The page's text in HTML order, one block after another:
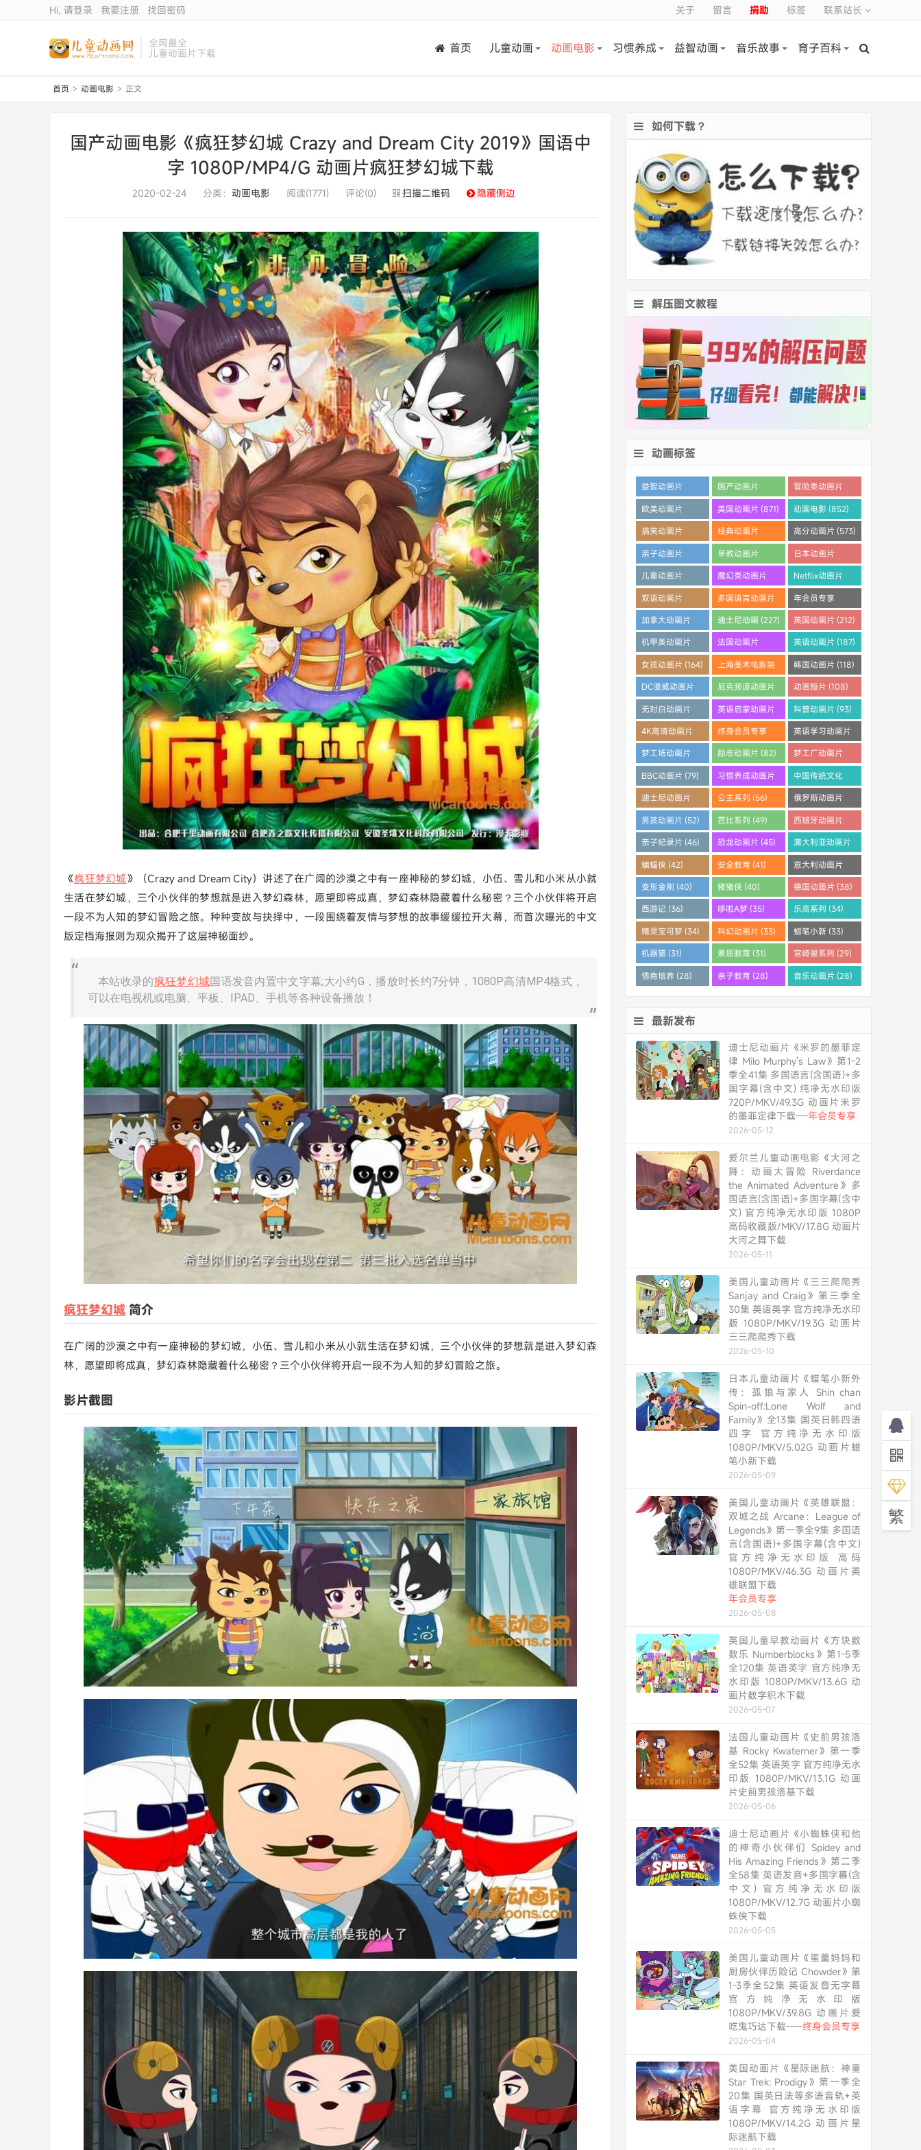
关于 留言 捐助 标签 联系站长
Hi, 请登录 我要注册 找回密码
全网最全
儿童动画片下载 首页 儿童动画 动画电影 习惯养成 益智动画 音乐故事 育子百科
首页 > 动画电影 > 正文
国产动画电影《疯狂梦幻城 Crazy and Dream City 2019》国语中
字 1080P/MP4/G 动画片疯狂梦幻城下载
2020-02-24 分类： 动画电影 阅读(1771) 评论(0) 扫描二维码 隐藏侧边
《疯狂梦幻城》（Crazy and Dream City）讲述了在广阔的沙漠之中有一座神秘的梦幻城，小伍、雪儿和小米从小就
生活在梦幻城，三个小伙伴的梦想就是进入梦幻森林，愿望即将成真，梦幻森林隐藏着什么秘密？三个小伙伴将开启
一段不为人知的梦幻冒险之旅。种种变故与抉择中，一段围绕着友情与梦想的故事缓缓拉开大幕，而首次曝光的中文
版定档海报则为观众揭开了这层神秘面纱。
本站收录的疯狂梦幻城国语发音内置中文字幕;大小约G，播放时长约7分钟，1080P高清MP4格式，
可以在电视机或电脑、平板、IPAD、手机等各种设备播放！
疯狂梦幻城 简介
在广阔的沙漠之中有一座神秘的梦幻城，小伍、雪儿和小米从小就生活在梦幻城，三个小伙伴的梦想就是进入梦幻森
林，愿望即将成真，梦幻森林隐藏着什么秘密？三个小伙伴将开启一段不为人知的梦幻冒险之旅。
影片截图
如何下载？
解压图文教程
动画标签
益智动画片
(1530)
国产动画片
(1359)
冒险类动画片
(1260)
欧美动画片
(1016)
美国动画片 (871) 动画电影 (852)
搞笑动画片
(825)
经典动画片
(694)
高分动画片 (573)
亲子动画片
(389)
早教动画片
(386)
日本动画片
(359)
儿童动画片
(350)
魔幻类动画片
(286)
Netflix动画片
(280)
双语动画片
(253)
多国语言动画片
(242)
年会员专享
(233)
加拿大动画片
(228)
迪士尼动画 (227) 英国动画片 (212)
机甲类动画片
(205)
法国动画片
(204)
英语动画片 (187)
女孩动画片 (164)
上海美术电影制
片厂 (121)
韩国动画片 (118)
DC漫威动画片
(112)
尼克频道动画片
(108)
动画短片 (108)
无对白动画片
(96)
英语启蒙动画片
(95)
科普动画片 (93)
4K高清动画片
(91)
终身会员专享
(88)
英语学习动画片
(83)
梦工场动画片
(83)
励志动画片 (82)
梦工厂动画片
(81)
BBC动画片 (79)
习惯养成动画片
(64)
中国传统文化
(61)
迪士尼动画片
(59)
公主系列 (56)
俄罗斯动画片
(55)
男孩动画片 (52) 芭比系列 (49)
西班牙动画片
(46)
亲子纪录片 (46) 恐龙动画片 (45)
澳大利亚动画片
(45)
蝙蝠侠 (42) 安全教育 (41)
意大利动画片
(41)
变形金刚 (40) 猪猪侠 (40) 德国动画片 (38)
西游记 (36) 哆啦A梦 (35) 乐高系列 (34)
精灵宝可梦 (34) 科幻动画片 (33) 蜡笔小新 (33)
机器猫 (31) 素质教育 (31) 宫崎骏系列 (29)
情商培养 (28) 亲子教育 (28) 音乐动画片 (28)
最新发布
迪士尼动画片《米罗的墨菲定
律 Milo Murphy's Law》第1-2
季全41集 多国语言(含国语)+多
国字幕(含中文) 纯净无水印版
720P/MKV/49.3G 动画片米罗
的墨菲定律下载---年会员专享
2026-05-12
爱尔兰儿童动画电影《大河之
舞：动画大冒险 Riverdance
the Animated Adventure》多
国语言(含国语)+多国字幕(含中
文) 官方纯净无水印版 1080P
高码收藏版/MKV/17.8G 动画片
大河之舞下载
2026-05-11
美国儿童动画片《三三爬爬秀
Sanjay and Craig》第三季全
30集 英语英字 官方纯净无水印
版 1080P/MKV/19.3G 动画片
三三爬爬秀下载
2026-05-10
日本儿童动画片《蜡笔小新外
传：孤狼与家人 Shin chan
Spin-off:Lone Wolf and
Family》全13集 国英日韩四语
四字 官方纯净无水印版
1080P/MKV/5.02G 动画片蜡
笔小新下载
2026-05-09
美国儿童动画片《英雄联盟：
双城之战 Arcane：League of
Legends》第一季全9集 多国语
言(含国语)+多国字幕(含中文)
官方纯净无水印版 高码
1080P/MKV/46.3G 动画片英
雄联盟下载
年会员专享
2026-05-08
英国儿童早教动画片《方块数
数乐 Numberblocks》第1-5季
全120集 英语英字 官方纯净无
水印版 1080P/MKV/13.6G 动
画片数字积木下载
2026-05-07
法国儿童动画片《史前男孩洛
基 Rocky Kwaterner》第一季
全52集 英语英字 官方纯净无水
印版 1080P/MKV/13.1G 动画
片史前男孩洛基下载
2026-05-06
迪士尼动画片《小蜘蛛侠和他
的神奇小伙伴们 Spidey and
His Amazing Friends》第二季
全58集 英语发音+多国字幕(含
中文) 官方纯净无水印版
1080P/MKV/12.7G 动画片小蜘
蛛侠下载
2026-05-05
美国儿童动画片《蛋羹妈妈和
厨房伙伴历险记 Chowder》第
1-3季全52集 英语发音无字幕
官方纯净无水印版
1080P/MKV/39.8G 动画片爱
吃鬼巧达下载----终身会员专享
2026-05-04
美国动画片《星际迷航：神童
Star Trek: Prodigy》第一季全
20集 国英日法等多语音轨+英
语字幕 官方纯净无水印版
1080P/MKV/14.2G 动画片星
际迷航下载
繁